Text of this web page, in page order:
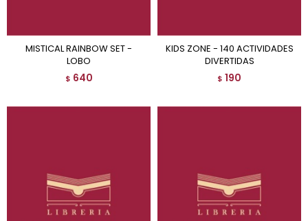
MISTICAL RAINBOW SET -
LOBO
$ 640
KIDS ZONE - 140 ACTIVIDADES
DIVERTIDAS
$ 190